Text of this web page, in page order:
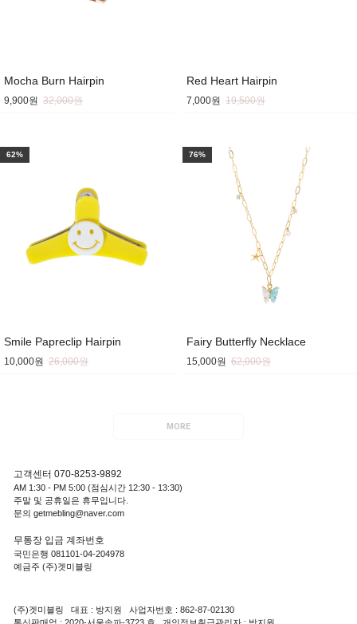
Mocha Burn Hairpin
9,900원 32,000원
Red Heart Hairpin
7,000원 19,500원
62%
Smile Papreclip Hairpin
10,000원 26,000원
76%
Fairy Butterfly Necklace
15,000원 62,000원
MORE
고객센터 070-8253-9892
AM 1:30 - PM 5:00 (점심시간 12:30 - 13:30)
주말 및 공휴일은 휴무입니다.
문의 getmebling@naver.com
무통장 입금 계좌번호
국민은행 081101-04-204978
예금주 (주)겟미블링
(주)겟미블링 대표 : 방지원 사업자번호 : 862-87-02130